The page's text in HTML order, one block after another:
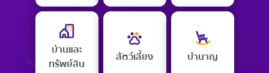
บ้านและ
ทรัพย์สิน
สัตว์เลี้ยง บำนาญ